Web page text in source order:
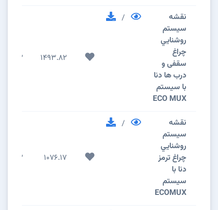
نقشه
سيستم
روشنايي
چراغ
سقفی و
درب ها دنا
با سیستم
ECO MUX
/
1493.82
2
نقشه
سيستم
روشنايي
چراغ ترمز
دنا با
سیستم
ECOMUX
/
1076.17
2